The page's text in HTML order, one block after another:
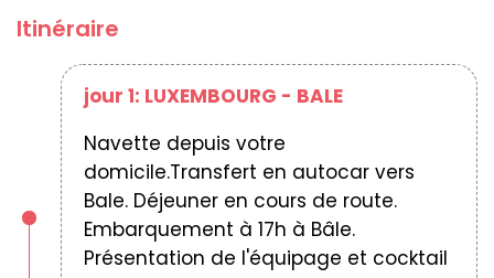
Itinéraire
jour 1: LUXEMBOURG - BALE
Navette depuis votre
domicile.Transfert en autocar vers
Bale. Déjeuner en cours de route.
Embarquement à 17h à Bâle.
Présentation de l'équipage et cocktail